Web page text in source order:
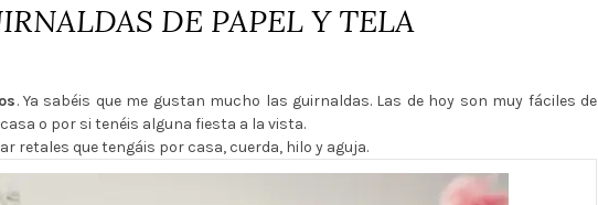
DE PAPEL Y TELA
. Ya sabéis que me gustan mucho las guirnaldas. Las de hoy son muy fáciles de
o por si tenéis alguna fiesta a la vista.
retales que tengáis por casa, cuerda, hilo y aguja.